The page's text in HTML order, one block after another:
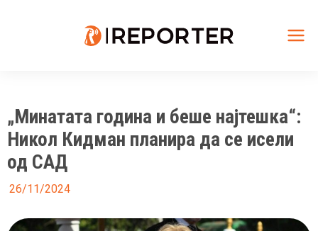
„Минатата година и беше најтешка“:
Никол Кидман планира да се исели
од САД
26/11/2024